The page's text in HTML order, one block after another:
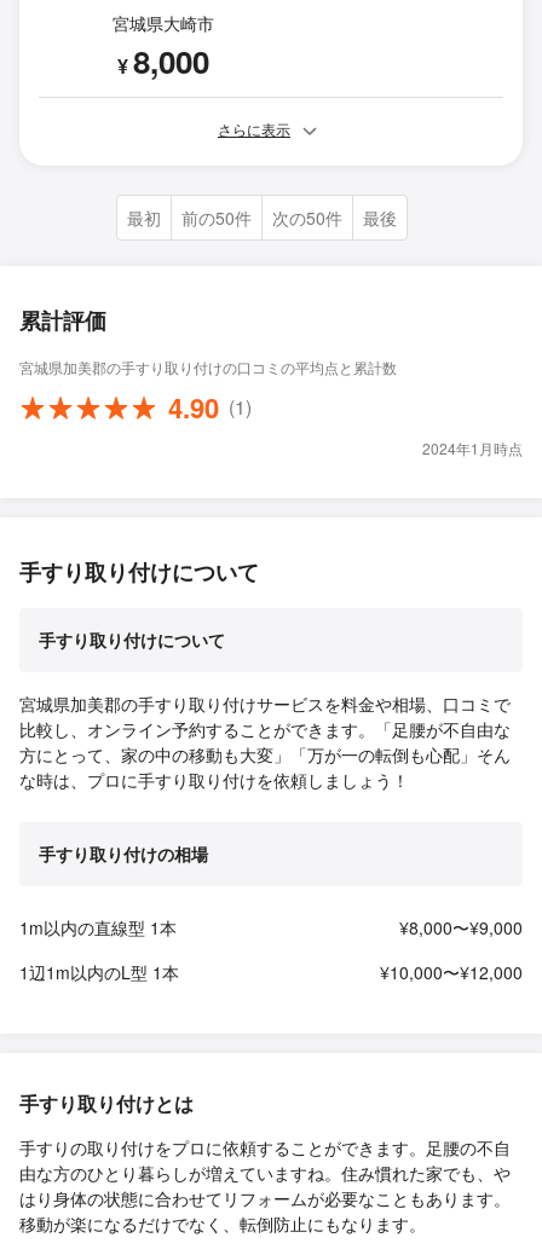
宮城県大崎市
¥8,000
さらに表示
最初 前の50件 次の50件 最後
累計評価
宮城県加美郡の手すり取り付けの口コミの平均点と累計数
4.90 (1)
2024年1月時点
手すり取り付けについて
手すり取り付けについて
宮城県加美郡の手すり取り付けサービスを料金や相場、口コミで
比較し、オンライン予約することができます。「足腰が不自由な
方にとって、家の中の移動も大変」「万が一の転倒も心配」そん
な時は、プロに手すり取り付けを依頼しましょう！
手すり取り付けの相場
1m以内の直線型 1本
¥8,000〜¥9,000
1辺1m以内のL型 1本
¥10,000〜¥12,000
手すり取り付けとは
手すりの取り付けをプロに依頼することができます。足腰の不自
由な方のひとり暮らしが増えていますね。住み慣れた家でも、や
はり身体の状態に合わせてリフォームが必要なこともあります。
移動が楽になるだけでなく、転倒防止にもなります。